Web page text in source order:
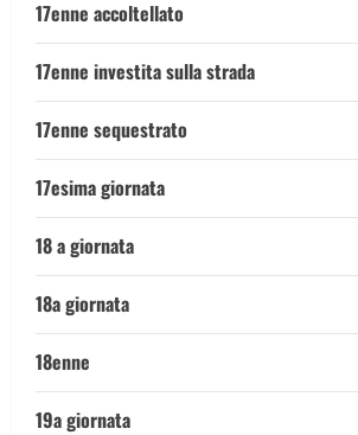
17enne accoltellato
17enne investita sulla strada
17enne sequestrato
17esima giornata
18 a giornata
18a giornata
18enne
19a giornata